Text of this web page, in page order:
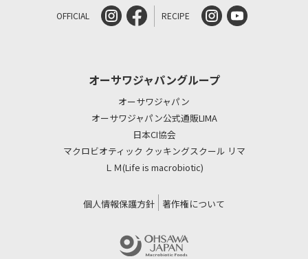
OFFICIAL RECIPE
オーサワジャパングループ
オーサワジャパン
オーサワジャパン公式通販LIMA
日本CI協会
マクロビオティック クッキングスクール リマ
ＬＭ(Life is macrobiotic)
個人情報保護方針 著作権について